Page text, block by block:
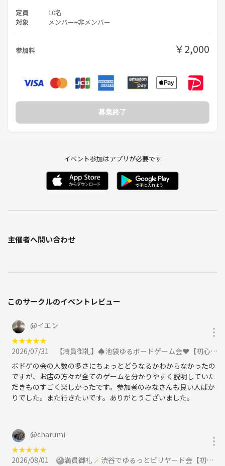
な行動や発言はお控えください。
定員 10名
対象 メンバー+非メンバー
参加料 ￥2,000
募集終了
イベント参加はアプリが必要です
主催者へ問い合わせ
このサークルのイベントレビュー
@イエン
★★★★★
2026/07/31
【満員御礼】♠️池袋ゆるボードゲーム会❤️【初心者大歓迎🔰】に参加
ボドゲの会の人数の多さにちょっとどうなるかわからなかったの
ですが、お店の方々が全てのゲームを分かりやすく説明していた
だきものすごく楽しかったです。参加者のみなさんも良い人ばか
りでした。また行きたいです。ありがとうございました。
@charumi
★★★★★
2026/08/01
🎱満員御礼🪄渋谷でゆるっとビリヤード会【初心者大歓迎🔰】に参加